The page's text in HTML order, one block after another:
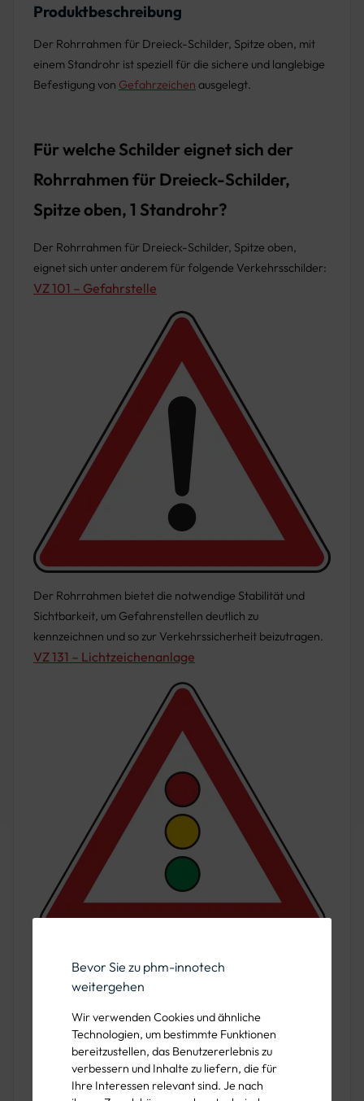
Bevor Sie zu phm-innotech
weitergehen
Wir verwenden Cookies und ähnliche
Technologien, um bestimmte Funktionen
bereitzustellen, das Benutzererlebnis zu
verbessern und Inhalte zu liefern, die für
Ihre Interessen relevant sind. Je nach
Produktbeschreibung
Der Rohrrahmen für Dreieck-Schilder, Spitze oben, mit
einem Standrohr ist speziell für die sichere und langlebige
Befestigung von Gefahrzeichen ausgelegt.
Für welche Schilder eignet sich der
Rohrrahmen für Dreieck-Schilder,
Spitze oben, 1 Standrohr?
Der Rohrrahmen für Dreieck-Schilder, Spitze oben,
eignet sich unter anderem für folgende Verkehrsschilder:
VZ 101 – Gefahrstelle
Der Rohrrahmen bietet die notwendige Stabilität und
Sichtbarkeit, um Gefahrenstellen deutlich zu
kennzeichnen und so zur Verkehrssicherheit beizutragen.
VZ 131 – Lichtzeichenanlage
Dank seiner robusten Bauweise ist der Rohrrahmen ideal,
um auf Lichtzeichenanlagen hinzuweisen und
Witterungsbedingungen gut erkennbar sind.
VZ 105-20 – Doppelkurve, zunächst rechts